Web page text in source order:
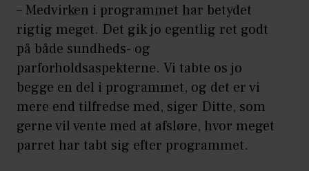
– Medvirken i programmet har betydet
rigtig meget. Det gik jo egentlig ret godt
på både sundheds- og
parforholdsaspekterne. Vi tabte os jo
begge en del i programmet, og det er vi
mere end tilfredse med, siger Ditte, som
gerne vil vente med at afsløre, hvor meget
parret har tabt sig efter programmet.